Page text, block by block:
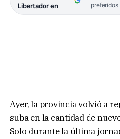
Libertador en
preferidos
Ayer, la provincia volvió a
suba en la cantidad de
Solo durante la última